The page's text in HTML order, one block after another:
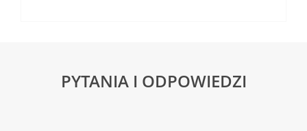
PYTANIA I ODPOWIEDZI